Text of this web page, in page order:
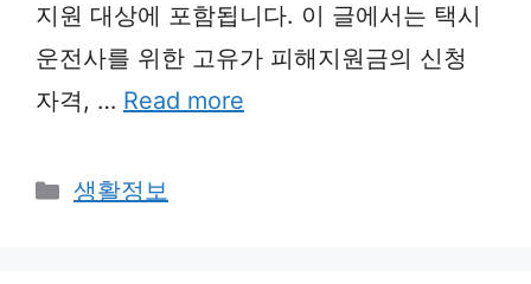
지원 대상에 포함됩니다. 이 글에서는 택시
운전사를 위한 고유가 피해지원금의 신청
자격, … Read more
Categories
생활정보